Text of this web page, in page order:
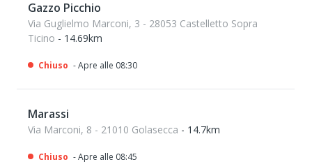
Gazzo Picchio
Via Guglielmo Marconi, 3 - 28053 Castelletto Sopra
Ticino - 14.69km
Chiuso - Apre alle 08:30
Marassi
Via Marconi, 8 - 21010 Golasecca - 14.7km
Chiuso - Apre alle 08:45